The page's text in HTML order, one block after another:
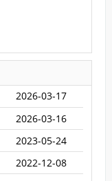
2026-03-17
2026-03-16
2023-05-24
2022-12-08